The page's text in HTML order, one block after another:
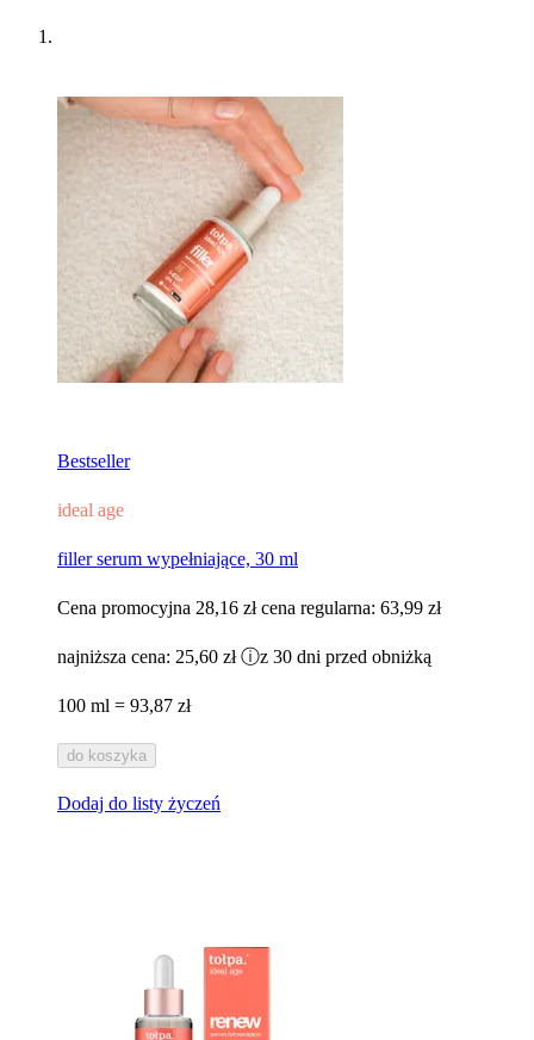
Bestseller
ideal age
filler serum wypełniające, 30 ml
Cena promocyjna 28,16 zł cena regularna: 63,99 zł
najniższa cena: 25,60 zł ⓘz 30 dni przed obniżką
100 ml = 93,87 zł
do koszyka
Dodaj do listy życzeń